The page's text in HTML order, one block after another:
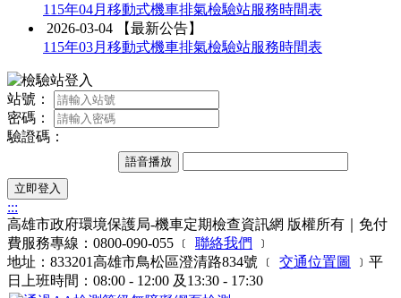
115年04月移動式機車排氣檢驗站服務時間表
2026-03-04
【最新公告】
115年03月移動式機車排氣檢驗站服務時間表
站號：
密碼：
驗證碼：
語音播放
立即登入
:::
高雄市政府環境保護局-機車定期檢查資訊網 版權所有｜免付
費服務專線：0800-090-055 ﹝ 聯絡我們
﹞
地址：833201高雄市鳥松區澄清路834號 ﹝ 交通位置圖
﹞平
日上班時間：08:00 - 12:00 及13:30 - 17:30